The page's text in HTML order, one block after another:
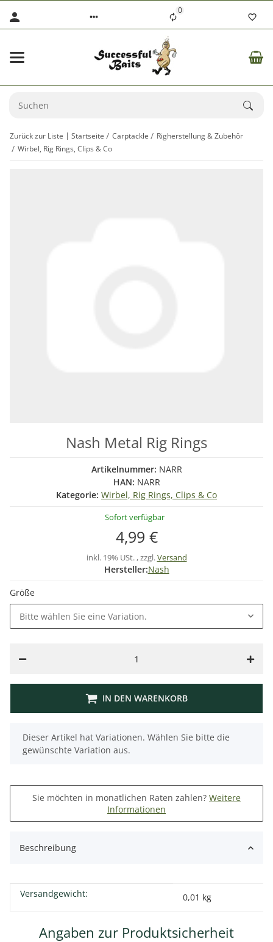
0
Zurück zur Liste Startseite Carptackle
Righerstellung & Zubehör
Wirbel, Rig Rings, Clips & Co
Nash Metal Rig Rings
Artikelnummer: NARR
HAN: NARR
Kategorie: Wirbel, Rig Rings, Clips & Co
Sofort verfügbar
4,99 €
inkl. 19% USt. , zzgl.Versand
Hersteller:Nash
Größe
Bitte wählen Sie eine Variation.
IN DEN WARENKORB
x
Dieser Artikel hat Variationen. Wählen Sie bitte die
gewünschte Variation aus.
Sie möchten in monatlichen Raten zahlen? Weitere
Informationen
Beschreibung
Produkteigenschaft
Wert
Versandgewicht: 0,01 kg
Angaben zur Produktsicherheit